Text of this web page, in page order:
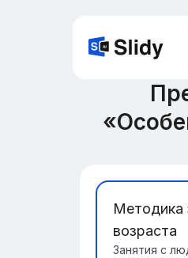
Методика
возраста
Занятия с